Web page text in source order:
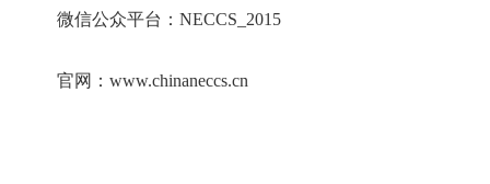
微信公众平台：NECCS_2015
官网：www.chinaneccs.cn